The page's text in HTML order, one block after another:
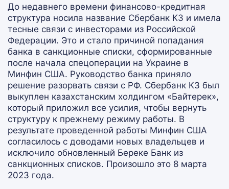
До недавнего времени финансово-кредитная
структура носила название Сбербанк КЗ и имела
тесные связи с инвесторами из Российской
Федерации. Это и стало причиной попадания
банка в санкционные списки, сформированные
после начала спецоперации на Украине в
Минфин США. Руководство банка приняло
решение разорвать связи с РФ. Сбербанк КЗ был
выкуплен казахстанским холдингом «Байтерек»,
который приложил все усилия, чтобы вернуть
структуру к прежнему режиму работы. В
результате проведенной работы Минфин США
согласилось с доводами новых владельцев и
исключило обновленный Береке Банк из
санкционных списков. Произошло это 8 марта
2023 года.